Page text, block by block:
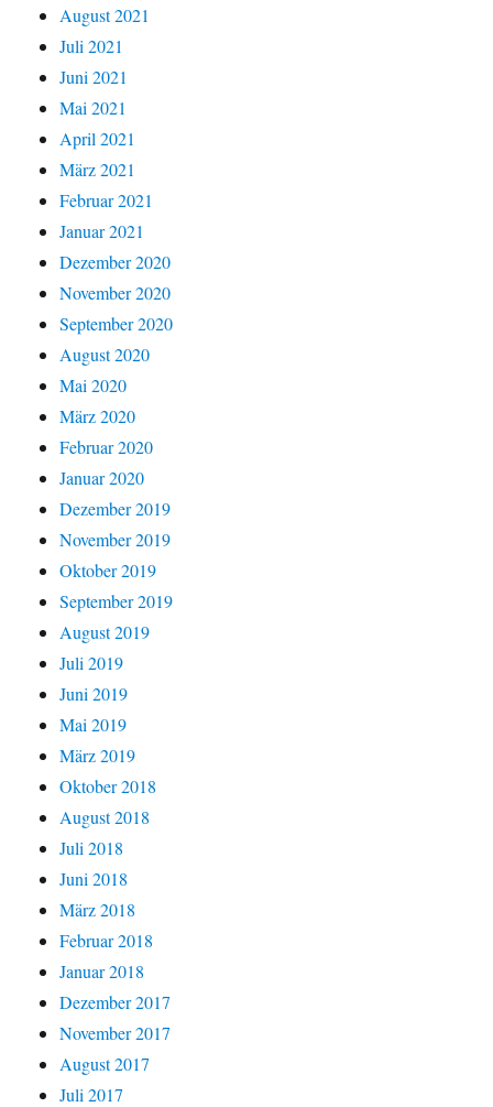
August 2021
Juli 2021
Juni 2021
Mai 2021
April 2021
März 2021
Februar 2021
Januar 2021
Dezember 2020
November 2020
September 2020
August 2020
Mai 2020
März 2020
Februar 2020
Januar 2020
Dezember 2019
November 2019
Oktober 2019
September 2019
August 2019
Juli 2019
Juni 2019
Mai 2019
März 2019
Oktober 2018
August 2018
Juli 2018
Juni 2018
März 2018
Februar 2018
Januar 2018
Dezember 2017
November 2017
August 2017
Juli 2017